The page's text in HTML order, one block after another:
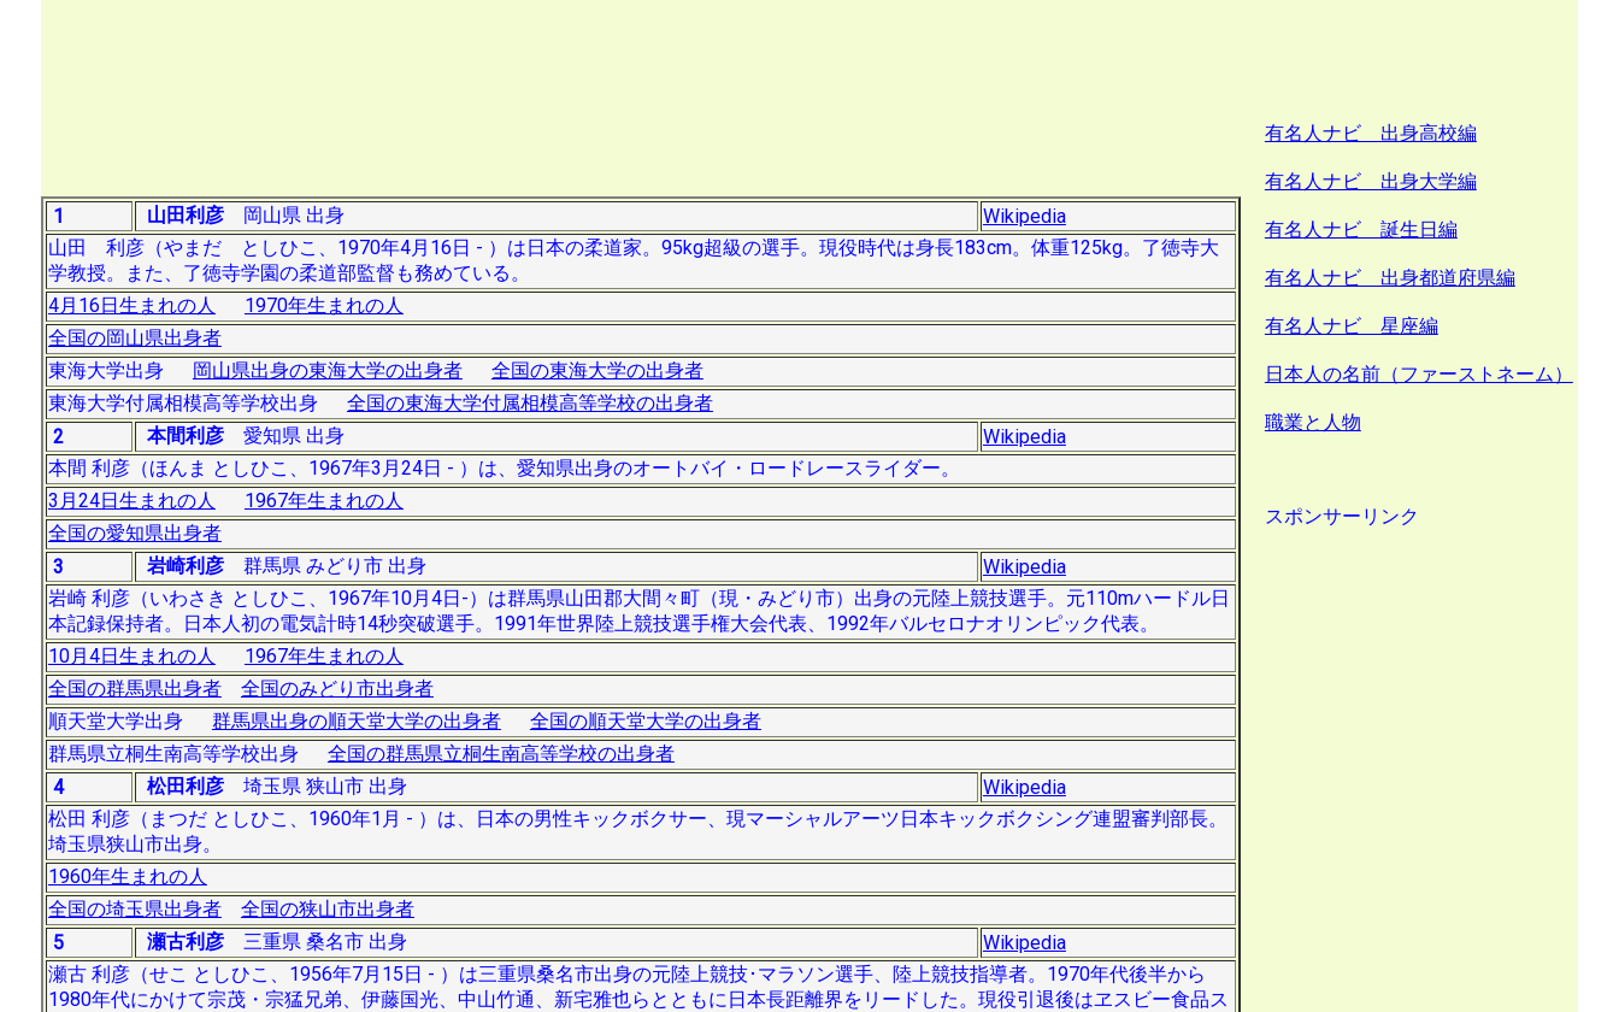
1 山田利彦岡山県 出身
Wikipedia
山田 利彦（やまだ としひこ、1970年4月16日 - ）は日本の柔道家。95kg超級の選手。現役時代は身長183cm。体重125kg。了徳寺大
学教授。また、了徳寺学園の柔道部監督も務めている。
4月16日生まれの人
1970年生まれの人
全国の岡山県出身者
東海大学出身 岡山県出身の東海大学の出身者
全国の東海大学の出身者
東海大学付属相模高等学校出身 全国の東海大学付属相模高等学校の出身者
2
本間利彦愛知県 出身
Wikipedia
本間 利彦（ほんま としひこ、1967年3月24日 - ）は、愛知県出身のオートバイ・ロードレースライダー。
3月24日生まれの人
1967年生まれの人
全国の愛知県出身者
3
岩崎利彦群馬県 みどり市 出身
Wikipedia
岩崎 利彦（いわさき としひこ、1967年10月4日-）は群馬県山田郡大間々町（現・みどり市）出身の元陸上競技選手。元110mハードル日
本記録保持者。日本人初の電気計時14秒突破選手。1991年世界陸上競技選手権大会代表、1992年バルセロナオリンピック代表。
10月4日生まれの人
1967年生まれの人
全国の群馬県出身者
全国のみどり市出身者
順天堂大学出身 群馬県出身の順天堂大学の出身者
全国の順天堂大学の出身者
群馬県立桐生南高等学校出身 全国の群馬県立桐生南高等学校の出身者
4
松田利彦埼玉県 狭山市 出身
Wikipedia
松田 利彦（まつだ としひこ、1960年1月 - ）は、日本の男性キックボクサー、現マーシャルアーツ日本キックボクシング連盟審判部長。
埼玉県狭山市出身。
1960年生まれの人
全国の埼玉県出身者
全国の狭山市出身者
5
瀬古利彦三重県 桑名市 出身
Wikipedia
瀬古 利彦（せこ としひこ、1956年7月15日 - ）は三重県桑名市出身の元陸上競技･マラソン選手、陸上競技指導者。1970年代後半から
1980年代にかけて宗茂・宗猛兄弟、伊藤国光、中山竹通、新宅雅也らとともに日本長距離界をリードした。現役引退後はヱスビー食品ス
有名人ナビ 出身高校編
有名人ナビ 出身大学編
有名人ナビ 誕生日編
有名人ナビ 出身都道府県編
有名人ナビ 星座編
日本人の名前（ファーストネーム）
職業と人物
スポンサーリンク